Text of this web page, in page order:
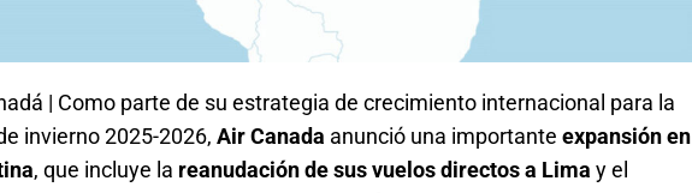
| Como parte de su estrategia de crecimiento internacional para la
invierno 2025-2026, Air Canada anunció una importante expansión en
, que incluye la reanudación de sus vuelos directos a Lima y el